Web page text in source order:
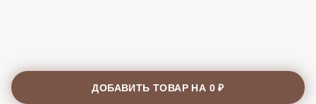
ДОБАВИТЬ ТОВАР НА 0 ₽